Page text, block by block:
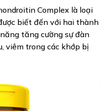
Complex là loại
biết đến với hai thành
tăng cường sự đàn
viêm trong các khớp bị